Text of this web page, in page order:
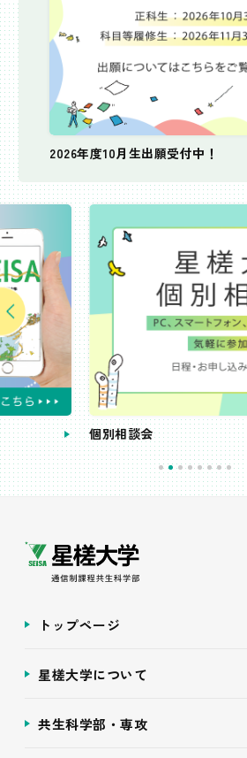
2026年度10月生出願受付中！
個別相談会
トップページ
星槎大学について
共生科学部・専攻